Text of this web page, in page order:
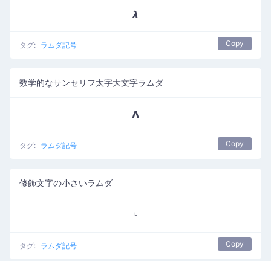
𝞴
タグ: ラムダ記号 Copy
数学的なサンセリフ太字大文字ラムダ
𝝠
タグ: ラムダ記号 Copy
修飾文字の小さいラムダ
ᶫ
タグ: ラムダ記号 Copy